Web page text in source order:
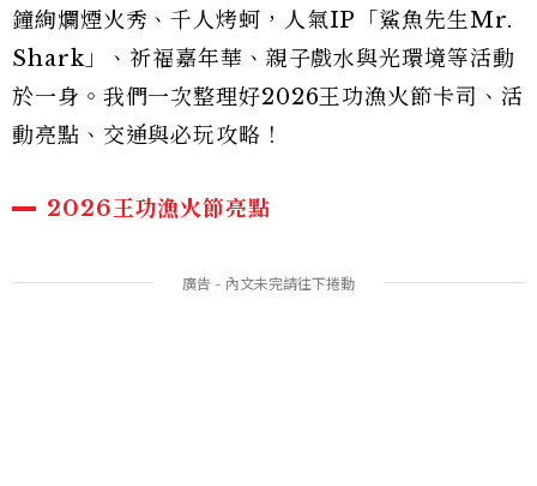
鐘絢爛煙火秀、千人烤蚵，人氣IP「鯊魚先生Mr.
Shark」、祈福嘉年華、親子戲水與光環境等活動
於一身。我們一次整理好2026王功漁火節卡司、活
動亮點、交通與必玩攻略！
2026王功漁火節亮點